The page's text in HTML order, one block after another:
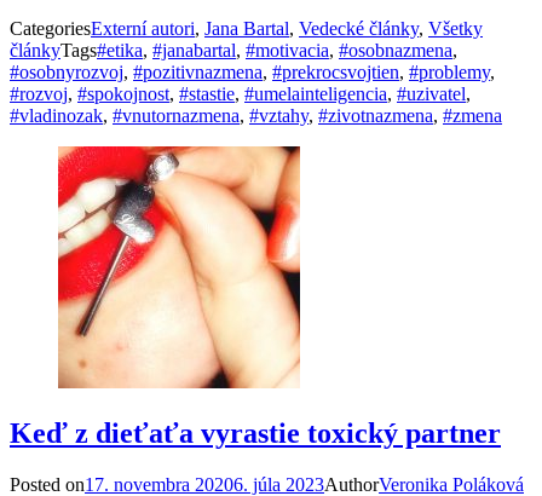
CategoriesExterní autori, Jana Bartal, Vedecké články, Všetky
článkyTags#etika, #janabartal, #motivacia, #osobnazmena,
#osobnyrozvoj, #pozitivnazmena, #prekrocsvojtien, #problemy,
#rozvoj, #spokojnost, #stastie, #umelainteligencia, #uzivatel,
#vladinozak, #vnutornazmena, #vztahy, #zivotnazmena, #zmena
Keď z dieťaťa vyrastie toxický partner
Posted on17. novembra 20206. júla 2023AuthorVeronika Poláková